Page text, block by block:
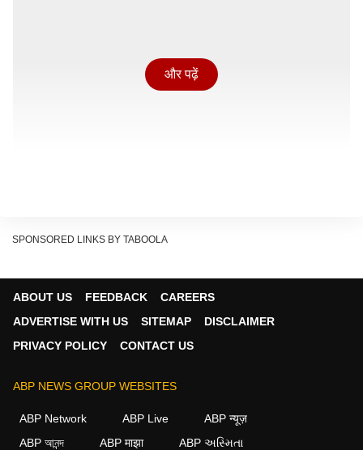
लिए यह कदम जरूरी है. दिल्ली में सबसे ज्यादा संख्या टू-व्हीलर्स की
इलेक्ट्रिक बनाना चाहती है. आंकड़ों के अनुसार, दिल्ली में कुल
गाड़ियों में करीब 67 प्रतिशत हिस्सेदारी दोपहिया वाहनों की है.
और पढ़ें
SPONSORED LINKS BY TABOOLA
ABOUT US FEEDBACK
CAREERS
ADVERTISE WITH US
SITEMAP
DISCLAIMER
PRIVACY POLICY
CONTACT US
ABP NEWS GROUP WEBSITES
ABP Network ABP Live
ABP न्यूज़
ABP আনন্দ
ABP माझा ABP અસ્મિતા